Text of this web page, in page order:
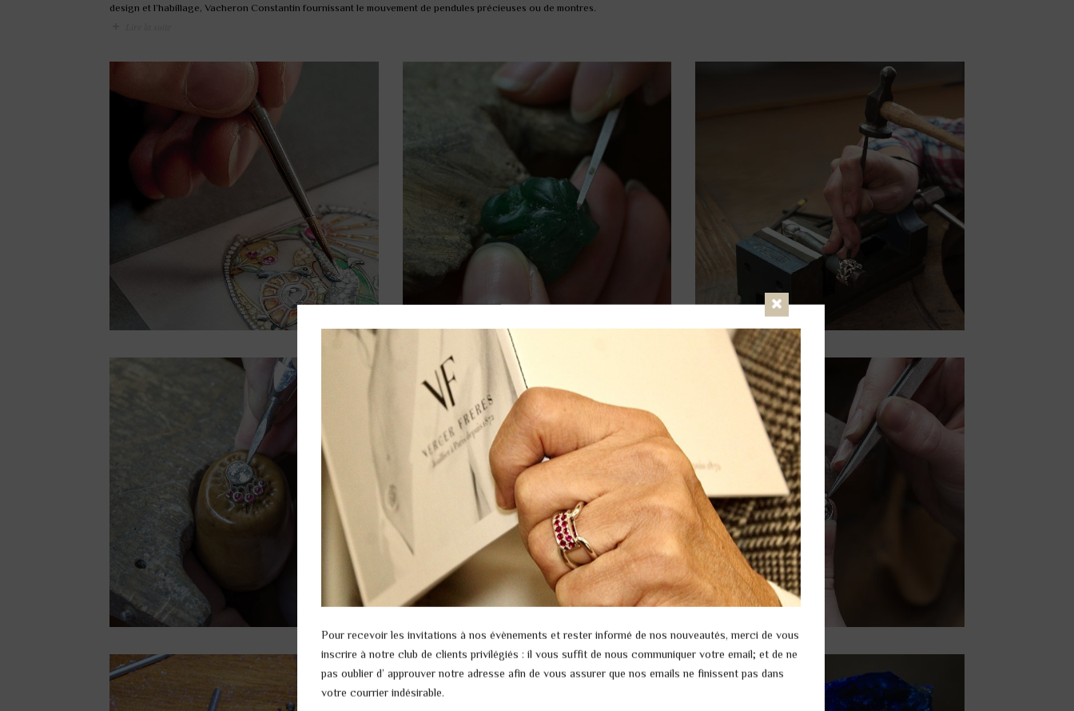
design et l’habillage, Vacheron Constantin fournissant le mouvement de pendules précieuses ou de montres.
Fermer
Pour recevoir les invitations à nos évènements et rester informé de nos nouveautés, merci de vous
inscrire à notre club de clients privilégiés : il vous suffit de nous communiquer votre email; et de ne
pas oublier d’ approuver notre adresse afin de vous assurer que nos emails ne finissent pas dans
votre courrier indésirable.